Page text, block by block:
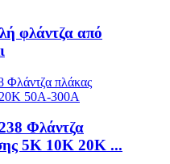
φλάντζα από
Φλάντζα
5K 10K 20K ...